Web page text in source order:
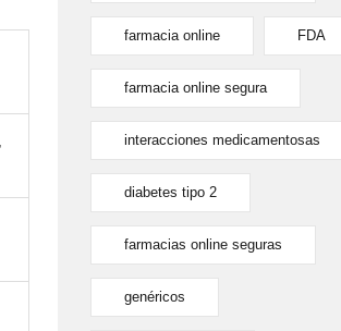
farmacia online FDA
farmacia online segura
interacciones medicamentosas
diabetes tipo 2
farmacias online seguras
genéricos